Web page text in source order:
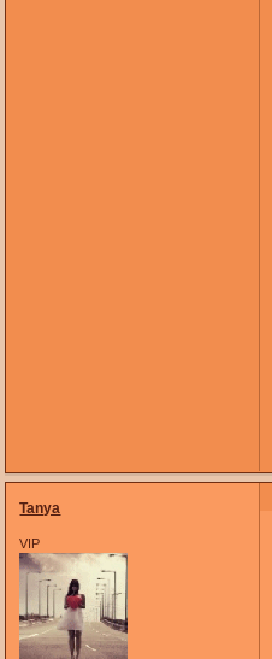
Tanya
VIP